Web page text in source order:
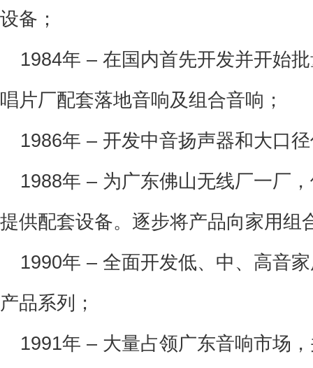
设备；
年 – 在国内首先开发并开始
唱片厂配套落地音响及组合音响；
年 – 开发中音扬声器和大口
年 – 为广东佛山无线厂一厂
提供配套设备。逐步将产品向家用组
年 – 全面开发低、中、高音
产品系列；
年 – 大量占领广东音响市场